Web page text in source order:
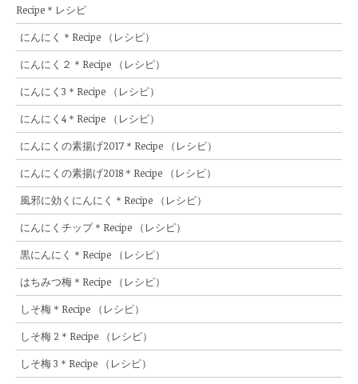
Recipe＊レシピ
にんにく＊Recipe （レシピ）
にんにく２＊Recipe （レシピ）
にんにく3＊Recipe （レシピ）
にんにく4＊Recipe （レシピ）
にんにくの素揚げ2017＊Recipe （レシピ）
にんにくの素揚げ2018＊Recipe （レシピ）
風邪に効くにんにく＊Recipe （レシピ）
にんにくチップ＊Recipe （レシピ）
黒にんにく＊Recipe （レシピ）
はちみつ梅＊Recipe （レシピ）
しそ梅＊Recipe （レシピ）
しそ梅 2＊Recipe （レシピ）
しそ梅 3＊Recipe （レシピ）